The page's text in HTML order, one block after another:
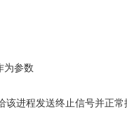
为参数
进程发送终止信号并正常